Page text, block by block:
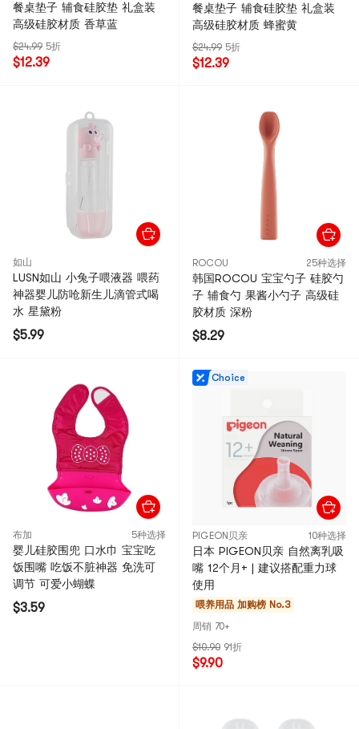
餐桌垫子 辅食硅胶垫 礼盒装
高级硅胶材质 香草蓝
$24.99 5折
$12.39
餐桌垫子 辅食硅胶垫 礼盒装
高级硅胶材质 蜂蜜黄
$24.99 5折
$12.39
如山
LUSN如山 小兔子喂液器 喂药
神器婴儿防呛新生儿滴管式喝
水 星黛粉
$5.99
ROCOU 25种选择
韩国ROCOU 宝宝勺子 硅胶勺
子 辅食勺 果酱小勺子 高级硅
胶材质 深粉
$8.29
布加 5种选择
婴儿硅胶围兜 口水巾 宝宝吃
饭围嘴 吃饭不脏神器 免洗可
调节 可爱小蝴蝶
$3.59
Choice
PIGEON贝亲 10种选择
日本 PIGEON贝亲 自然离乳吸
嘴 12个月+ | 建议搭配重力球
使用
喂养用品 加购榜 No.3
周销 70+
$10.90 91折
$9.90